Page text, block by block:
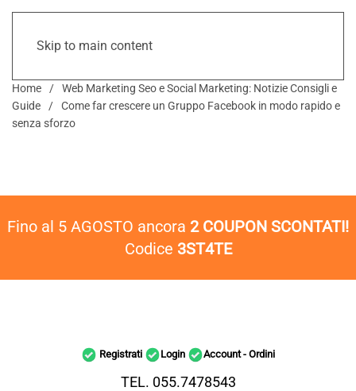
Skip to main content
Home
Web Marketing Seo e Social Marketing: Notizie Consigli e
Guide
Come far crescere un Gruppo Facebook in modo rapido e
senza sforzo
Fino al 5 AGOSTO ancora 2 COUPON SCONTATI!
Codice 3ST4TE
Registrati Login Account - Ordini
TEL. 055.7478543